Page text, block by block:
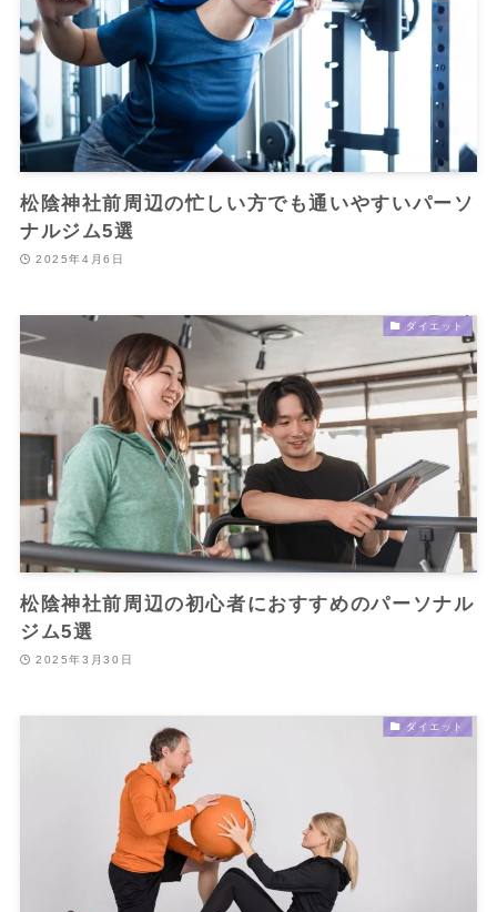
松陰神社前周辺の忙しい方でも通いやすいパーソ
ナルジム5選
2025年4月6日
ダイエット
松陰神社前周辺の初心者におすすめのパーソナル
ジム5選
2025年3月30日
ダイエット